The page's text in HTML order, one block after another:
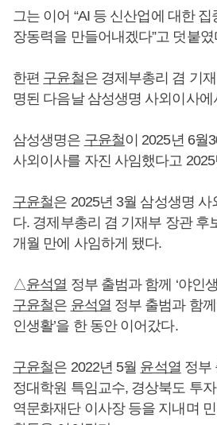
그는 이어 “AI 등 신산업에 대한
장동력을 만들어내겠다”고 덧붙였
한편 구윤철은 경제부총리 겸 기
명된 다음날 삼성생명 사외이사에
삼성생명은 구윤철이 2025년 6월
사외이사를 자진 사임했다고
구윤철은 2025년 3월 삼성생명
다. 경제부총리 겸 기재부 장관 후
개월 만에 사임하게 됐다.
△윤석열 정부 출범과 함께 ‘야인
구윤철은 윤석열 정부 출범과 함
인생활’을 한 동안 이어갔다.
구윤철은 2022년 5월 윤석열 정부
정대학원 특임교수, 경상북도 투
역문화재단 이사장 등을 지내며